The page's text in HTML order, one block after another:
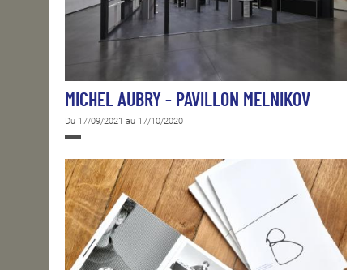
MICHEL AUBRY - PAVILLON MELNIKOV
Du 17/09/2021 au 17/10/2020